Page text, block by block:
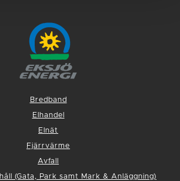
Bredband
Elhandel
Elnät
Fjärrvärme
Avfall
(Gata, Park samt Mark & Anläggning)